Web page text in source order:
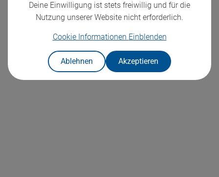
Deine Einwilligung ist stets freiwillig und für die
Nutzung unserer Website nicht erforderlich.
Cookie Informationen Einblenden
Ablehnen Akzeptieren